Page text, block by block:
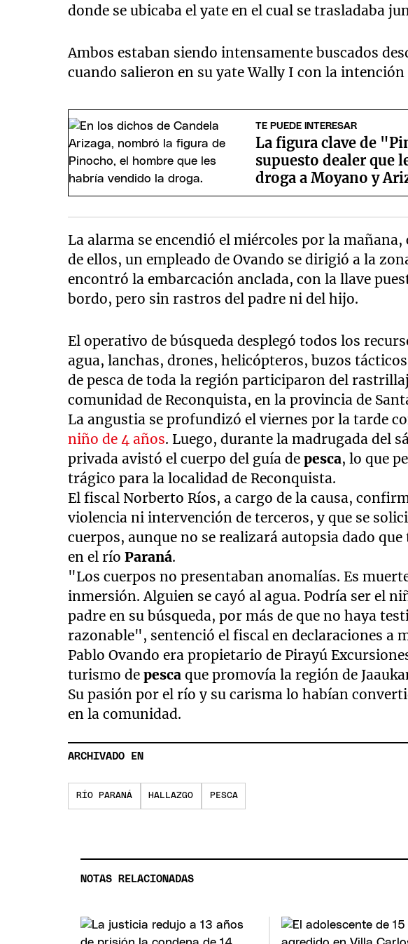
donde se ubicaba el yate en el cual se trasladaba
Ambos estaban siendo intensamente buscados
cuando salieron en su yate Wally I con la
TE PUEDE INTERESAR
La figura clave de
supuesto dealer que
droga a Moyano y
La alarma se encendió el miércoles por la
de ellos, un empleado de Ovando se dirigió a la
encontró la embarcación anclada, con la llave
bordo, pero sin rastros del padre ni del hijo.
El operativo de búsqueda desplegó todos los
agua, lanchas, drones, helicópteros, buzos
de pesca de toda la región participaron del
comunidad de Reconquista, en la provincia de
La angustia se profundizó el viernes por la tarde
niño de 4 años. Luego, durante la madrugada del
privada avistó el cuerpo del guía depesca, lo que
trágico para la localidad de Reconquista.
El fiscal Norberto Ríos, a cargo de la causa,
violencia ni intervención de terceros, y que se
cuerpos, aunque no se realizará autopsia dado
en el ríoParaná.
"Los cuerpos no presentaban anomalías. Es
inmersión. Alguien se cayó al agua. Podría ser el
padre en su búsqueda, por más de que no haya
razonable", sentenció el fiscal en declaraciones a
Pablo Ovando era propietario de Pirayú
turismo depesca que promovía la región de
Su pasión por el río y su carisma lo habían
en la comunidad.
ARCHIVADO EN
RÍO PARANÁ HALLAZGO PESCA
NOTAS RELACIONADAS